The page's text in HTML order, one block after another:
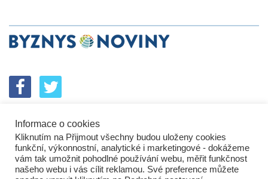
SPOLUPRÁCE PODPORA
ENERGETICKÝ SROVNÁVAČ
KORPORÁTNÍ BROUCI
PROBLÉMY FIREM
KOMUNIKAČNÍ PŘEŠLAPY
NEJHORŠÍ FIRMY
NEJLEPŠÍ FIRMY
IN&S PROJEKTY
Informace o cookies
Kliknutím na Přijmout všechny budou uloženy cookies
funkční, výkonnostní, analytické i marketingové - dokážeme
vám tak umožnit pohodlné používání webu, měřit funkčnost
našeho webu i vás cílit reklamou. Své preference můžete